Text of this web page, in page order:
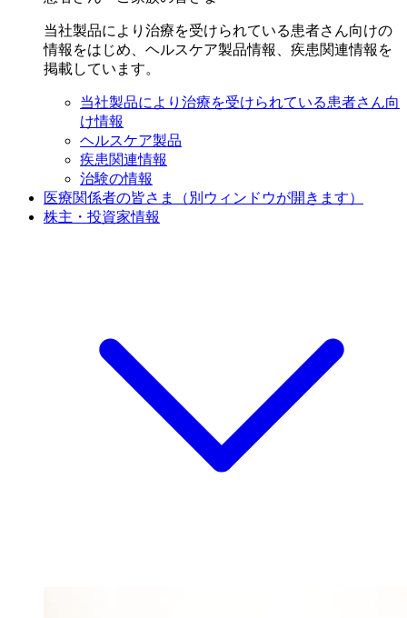
当社製品により治療を受けられている患者さん向けの
情報をはじめ、ヘルスケア製品情報、疾患関連情報を
掲載しています。
当社製品により治療を受けられている患者さん向
け情報
ヘルスケア製品
疾患関連情報
治験の情報
医療関係者の皆さま
（別ウィンドウが開きます）
株主・投資家情報